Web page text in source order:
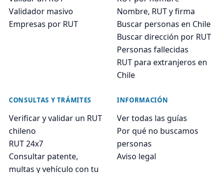
Validador masivo
Empresas por RUT
Nombre, RUT y firma
Buscar personas en Chile
Buscar dirección por RUT
Personas fallecidas
RUT para extranjeros en
Chile
CONSULTAS Y TRÁMITES
Verificar y validar un RUT
chileno
RUT 24x7
Consultar patente,
multas y vehículo con tu
INFORMACIÓN
Ver todas las guías
Por qué no buscamos
personas
Aviso legal